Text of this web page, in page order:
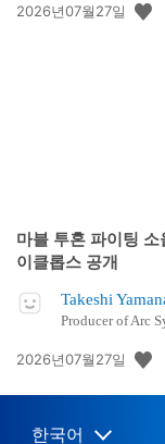
공
2026년07월27일
마블 투혼 파이팅
이클롭스 공개
Takeshi
Producer of Arc
공
일:
2026년07월27일
한국어